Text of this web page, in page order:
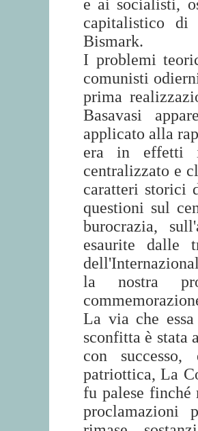
e ai socialisti,
capitalistico di
Bismark.
I problemi
comunisti
prima
Basavasi
applicato alla
era in effetti
centralizzato e
caratteri storici
questioni sul
burocrazia,
esaurite
la nostra
La via che
sconfitta è stata
con
patriottica, La
fu palese
proclamazioni